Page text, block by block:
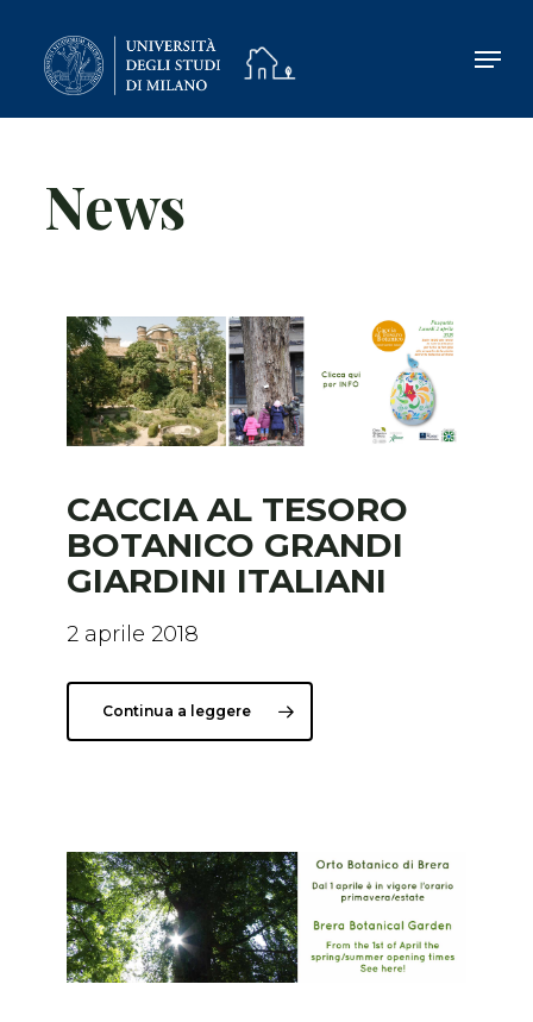
main
News
CACCIA AL TESORO
BOTANICO GRANDI
GIARDINI ITALIANI
2 aprile 2018
Continua a leggere